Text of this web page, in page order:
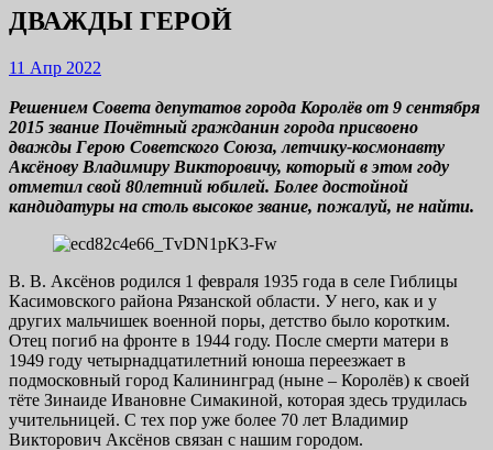
ДВАЖДЫ ГЕРОЙ
11 Апр 2022
2022
Решением Совета депутатов города Королёв от 9 сентября
2015 звание Почётный гражданин города присвоено
дважды Герою Советского Союза, летчику-космонавту
Аксёнову Владимиру Викторовичу, который в этом году
отметил свой 80летний юбилей. Более достойной
кандидатуры на столь высокое звание, пожалуй, не найти.
В. В. Аксёнов родился 1 февраля 1935 года в селе Гиблицы
Касимовского района Рязанской области. У него, как и у
других мальчишек военной поры, детство было коротким.
Отец погиб на фронте в 1944 году. После смерти матери в
1949 году четырнадцатилетний юноша переезжает в
подмосковный город Калининград (ныне – Королёв) к своей
тёте Зинаиде Ивановне Симакиной, которая здесь трудилась
учительницей. С тех пор уже более 70 лет Владимир
Викторович Аксёнов связан с нашим городом.